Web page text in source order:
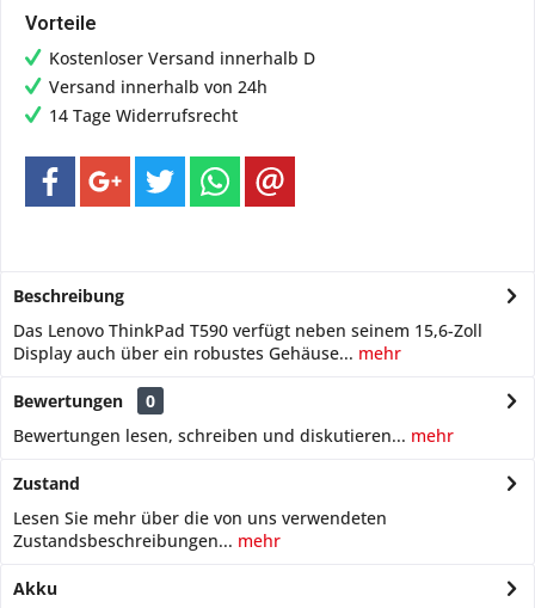
Vorteile
Kostenloser Versand innerhalb D
Versand innerhalb von 24h
14 Tage Widerrufsrecht
Beschreibung
Das Lenovo ThinkPad T590 verfügt neben seinem 15,6-Zoll
Display auch über ein robustes Gehäuse... mehr
Bewertungen
0
Bewertungen lesen, schreiben und diskutieren... mehr
Zustand
Lesen Sie mehr über die von uns verwendeten
Zustandsbeschreibungen... mehr
Akku